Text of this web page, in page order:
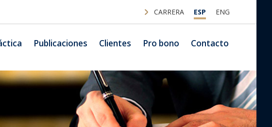
CARRERA ESP ENG
Publicaciones Clientes Pro bono Contacto